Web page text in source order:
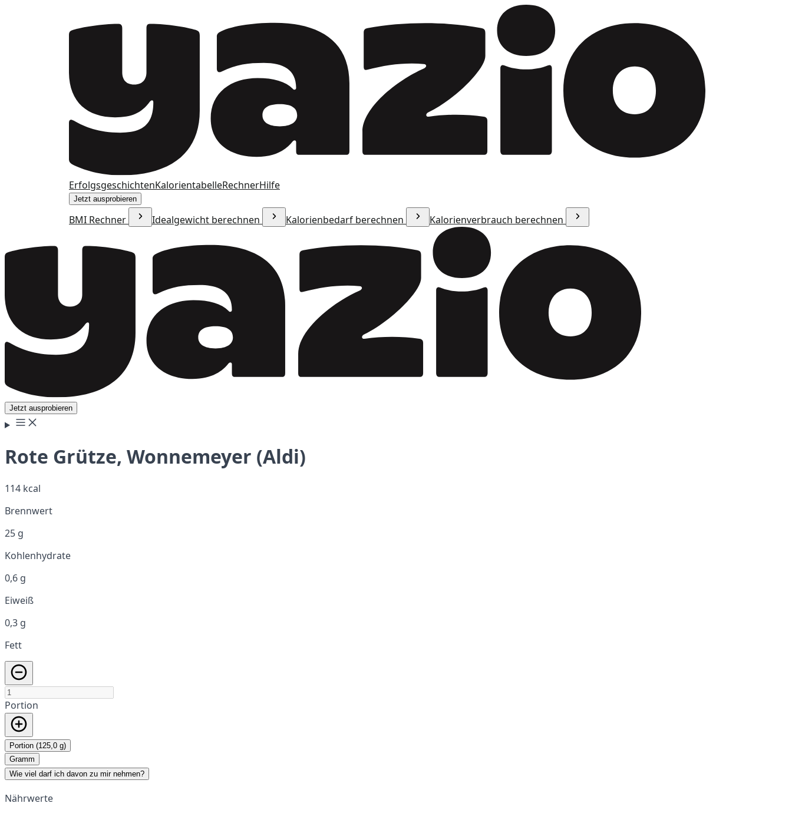
ErfolgsgeschichtenKalorientabelleRechnerHilfe
Jetzt ausprobieren
BMI Rechner Idealgewicht berechnen Kalorienbedarf berechnen Kalorienverbrauch berechnen
Jetzt ausprobieren
Rote Grütze, Wonnemeyer (Aldi)
114 kcal
Brennwert
25 g
Kohlenhydrate
0,6 g
Eiweiß
0,3 g
Fett
Portion
Portion (125,0 g)
Gramm
Wie viel darf ich davon zu mir nehmen?
Nährwerte